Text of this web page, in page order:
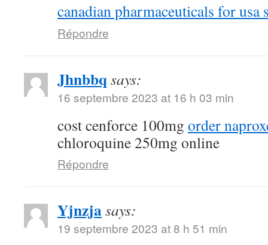
canadian pharmaceuticals for usa
Répondre
Jhnbbq says:
16 septembre 2023 at 16 h 03 min
cost cenforce 100mg order
chloroquine 250mg online
Répondre
Yjnzjasays:
19 septembre 2023 at 8 h 51 min